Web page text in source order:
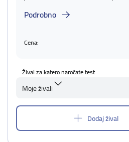
Podrobno
Cena:
Žival za katero naročate test
Moje živali
Dodaj žival